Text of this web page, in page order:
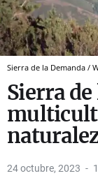
Sierra de la Demanda /
Sierra
24 octubre, 2023